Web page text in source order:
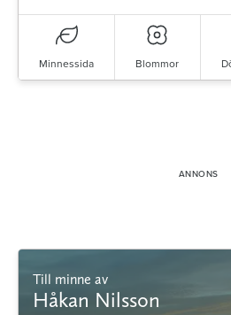
Minnessida Blommor
Till minne av
Håkan Nilsson